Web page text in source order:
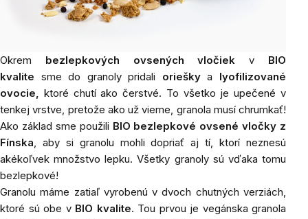
Okrem bezlepkových ovsených vločiek v BIO
kvalite sme do granoly pridali orieškya lyofilizované
ovocie, ktoré chutí ako čerstvé. To všetko je upečené v
tenkej vrstve, pretože ako už vieme, granola musí chrumkať!
Ako základ sme použili BIO bezlepkové ovsené vločky z
Fínska, aby si granolu mohli dopriať aj tí, ktorí neznesú
akékoľvek množstvo lepku. Všetky granoly sú vďaka tomu
bezlepkové!
Granolu máme zatiaľ vyrobenú v dvoch chutných verziách,
ktoré sú obe v BIO kvalite. Tou prvou je vegánska granola